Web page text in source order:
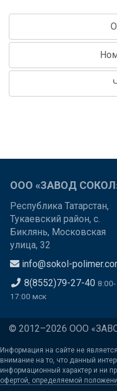
ООО «ЗАВОД
Республика Татарстан,
Тукаевский район, с.
Биклянь, Московская
улица, 32
info@sokol-
8(8552)79-27-40 8:00-
17:00 мск
© 2012–2026 ООО
Информация на сайте не
внимание на то, что данный
информационный характер и ни
офертой, определяемой